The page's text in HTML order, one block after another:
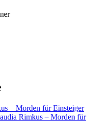
– Morden für Einsteiger
Rimkus – Morden für